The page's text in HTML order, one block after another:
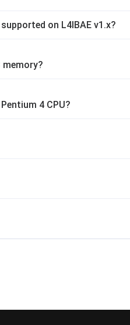
on L4IBAE v1.x?
memory?
4 CPU?